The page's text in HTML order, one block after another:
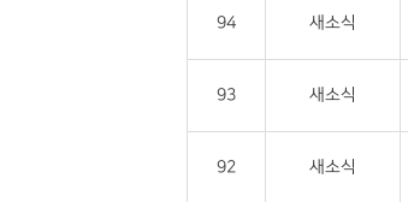
94 새소식
93 새소식
92 새소식